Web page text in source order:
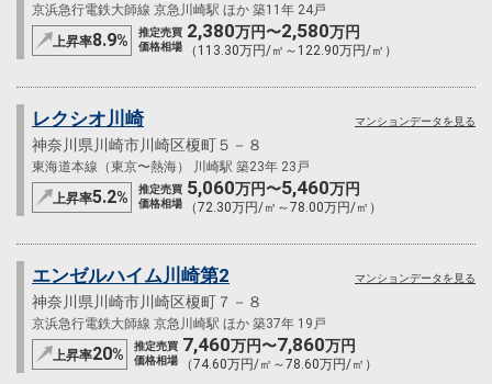
京浜急行電鉄大師線 京急川崎駅 ほか 築11年 24戸
上昇率8.9%
推定売買
価格相場
2,380万円〜2,580万円
（113.30万円/㎡～122.90万円/㎡）
レクシオ川崎
神奈川県川崎市川崎区榎町５－８
東海道本線（東京〜熱海） 川崎駅 築23年 23戸
上昇率5.2%
推定売買
価格相場
5,060万円〜5,460万円
（72.30万円/㎡～78.00万円/㎡）
マンションデータを見る
エンゼルハイム川崎第2
神奈川県川崎市川崎区榎町７－８
京浜急行電鉄大師線 京急川崎駅 ほか 築37年 19戸
上昇率20%
推定売買
価格相場
7,460万円〜7,860万円
（74.60万円/㎡～78.60万円/㎡）
マンションデータを見る